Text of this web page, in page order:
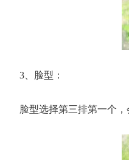
3、脸型：
脸型选择第三排第一个